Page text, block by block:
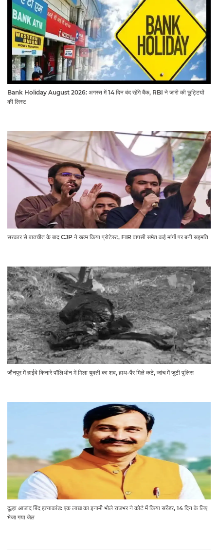
Bank Holiday August 2026: अगस्त में 14 दिन बंद रहेंगे बैंक, RBI ने जारी की छुट्टियों
की लिस्ट​​​​​​​
सरकार से बातचीत के बाद CJP ने खत्म किया प्रोटेस्ट, FIR वापसी समेत कई मांगों पर बनी सहमति
जौनपुर में हाईवे किनारे पॉलिथीन में मिला युवती का शव, हाथ-पैर मिले कटे, जांच में जुटी पुलिस
दूल्हा आजाद बिंद हत्याकांड: एक लाख का इनामी भोले राजभर ने कोर्ट में किया सरेंडर, 14 दिन के लिए
भेजा गया जेल